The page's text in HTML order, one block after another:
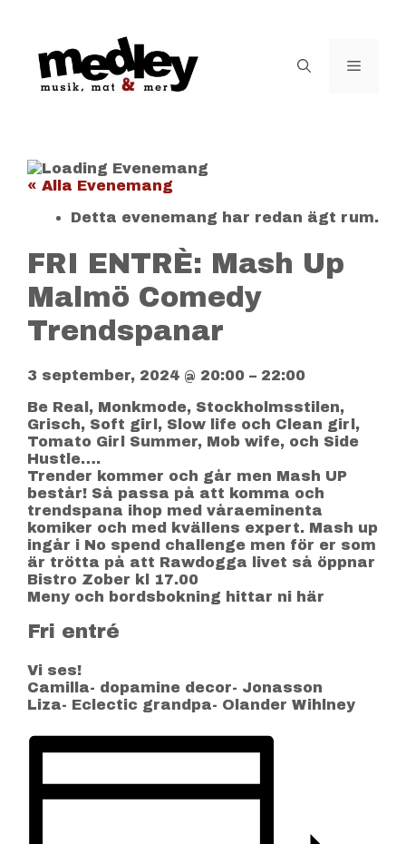
Meny
« Alla Evenemang
Detta evenemang har redan ägt rum.
FRI ENTRÈ: Mash Up
Malmö Comedy
Trendspanar
3 september, 2024 @ 20:00 – 22:00
Be Real, Monkmode, Stockholmsstilen,
Grisch, Soft girl, Slow life och Clean girl,
Tomato Girl Summer, Mob wife, och Side
Hustle….
Trender kommer och går men Mash UP
består! Så passa på att komma och
trendspana ihop med våraeminenta
komiker och med kvällens expert. Mash up
ingår i No spend challenge men för er som
är trötta på att Rawdogga livet så öppnar
Bistro Zober kl 17.00
Meny och bordsbokning hittar ni här
Fri entré
Vi ses!
Camilla- dopamine decor- Jonasson
Liza- Eclectic grandpa- Olander Wihlney